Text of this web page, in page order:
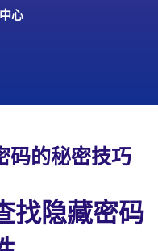
心
码的秘密技巧
找隐藏密码